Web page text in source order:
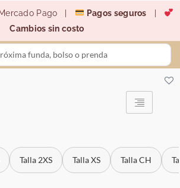
Pago | Pagos seguros
Cambios sin costo
Talla 2XS Talla XS Talla CH